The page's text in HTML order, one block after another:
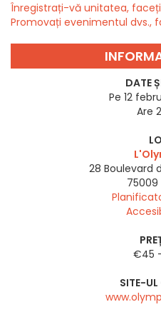
Înregistrați-vă unitatea,
Promovați evenimentul dvs.,
DATE
Pe 12
Are
28 Boulevard
75009
€45
SITE-